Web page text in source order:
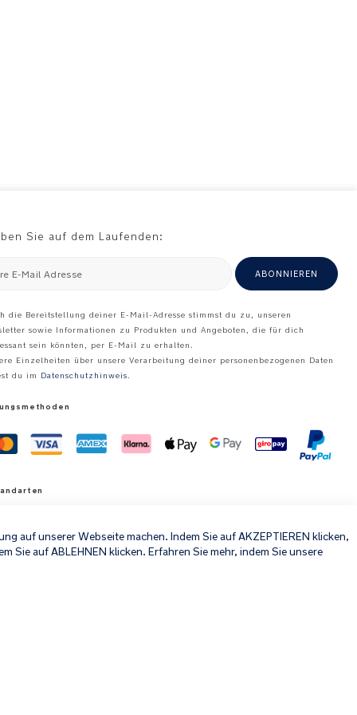
Sie auf dem Laufenden:
E-Mail Adresse ABONNIEREN
die Bereitstellung deiner E-Mail-Adresse stimmst du zu, unseren
sowie Informationen zu Produkten und Angeboten, die für dich
sein könnten, per E-Mail zu erhalten.
Einzelheiten über unsere Verarbeitung deiner personenbezogenen Daten
du im Datenschutzhinweis.
auf unserer Webseite machen. Indem Sie auf AKZEPTIEREN klicken,
auf ABLEHNEN klicken. Erfahren Sie mehr, indem Sie unsere